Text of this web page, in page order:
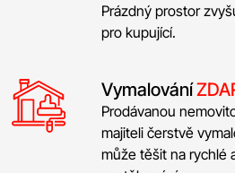
Prázdný prostor
pro kupující.
Vymalování
Prodávanou
majiteli čerstvě
může těšit na rychlé